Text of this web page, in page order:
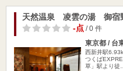
天然温泉 凌雲の湯 御
-点/ 0 件
東京都 / 台
西新井駅
つくば
草」駅より徒…